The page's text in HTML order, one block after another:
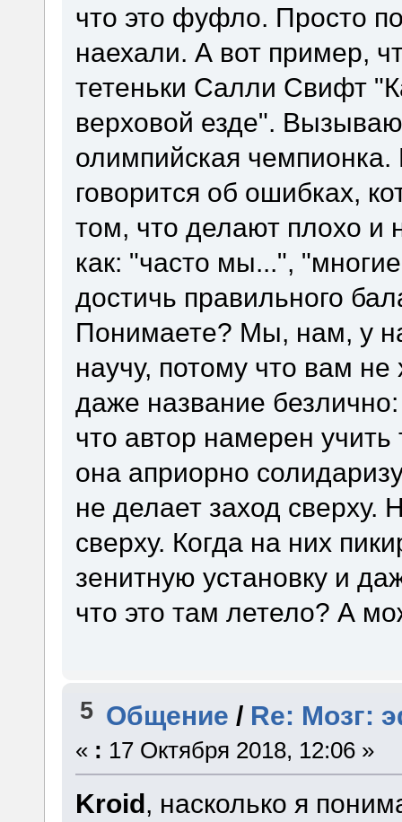
что это фуфло. Просто
наехали. А вот пример,
тетеньки Салли Свифт
верховой езде".
олимпийская чемпионка.
говорится об ошибках,
том, что делают плохо и
как: "часто мы...",
достичь правильного
Понимаете? Мы, нам, у
научу, потому что вам не
даже название
что автор намерен
она априорно
не делает заход сверху.
сверху. Когда на них
зенитную установку и
что это там летело? А
5 Общение / Re: Мозг:
« : 17 Октября 2018, 12:06 »
Kroid, насколько я